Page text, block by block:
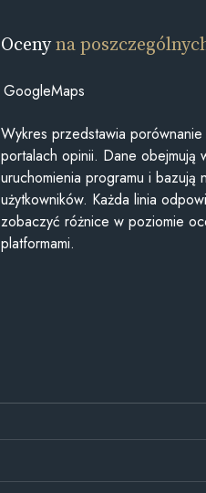
Ocenyna
GoogleMaps
Wykres przedstawia
portalach opinii. Dane obejmują
uruchomienia programu i
użytkowników. Każda linia
zobaczyć różnice w poziomie
platformami.